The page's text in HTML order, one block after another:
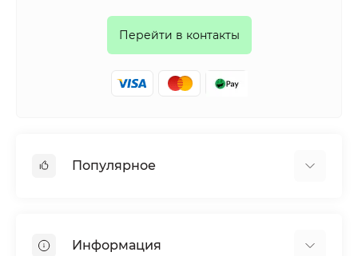
Перейти в контакты
Популярное
Информация